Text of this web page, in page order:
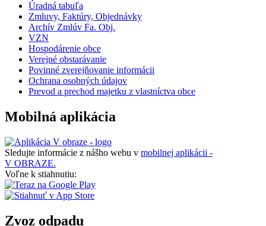
Úradná tabuľa
Zmluvy, Faktúry, Objednávky
Archív Zmlúv Fa. Obj.
VZN
Hospodárenie obce
Verejné obstarávanie
Povinné zverejňovanie informácii
Ochrana osobných údajov
Prevod a prechod majetku z vlastníctva obce
Mobilná aplikácia
Sledujte informácie z nášho webu v mobilnej aplikácii -
V OBRAZE.
Voľne k stiahnutiu:
Zvoz odpadu